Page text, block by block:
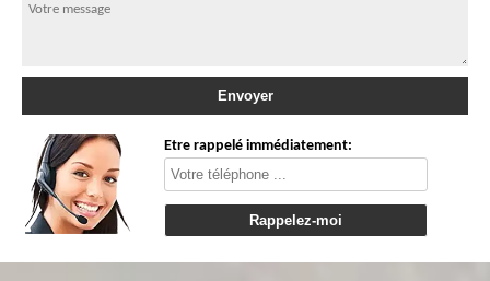
Etre rappelé immédiatement: